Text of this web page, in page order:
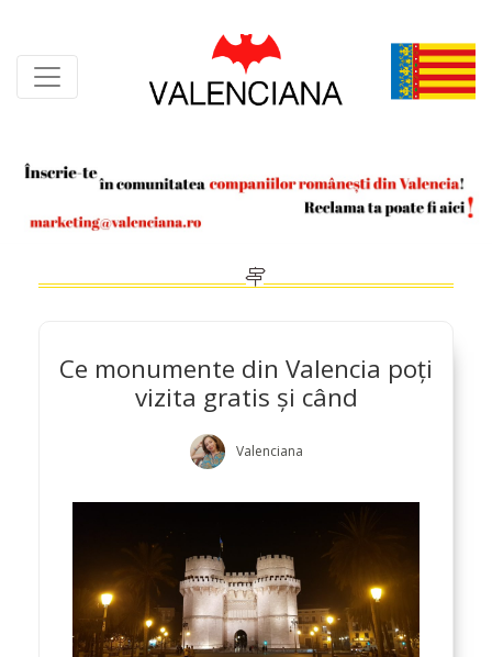
content
Ce monumente din Valencia poți
vizita gratis și când
Valenciana